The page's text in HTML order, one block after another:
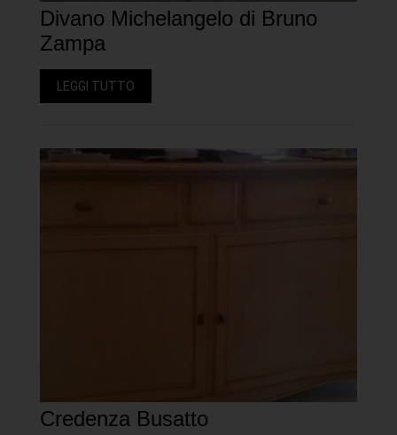
Divano Michelangelo di Bruno
Zampa
LEGGI TUTTO
Credenza Busatto